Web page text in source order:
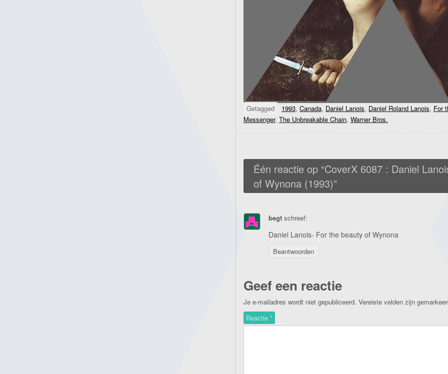
Getagged 1993, Canada, Daniel Lanois, Daniel Roland Lanois, For
Messenger, The Unbreakable Chain, Warner Bros.
Één reactie op “CoverX 6087 : Daniel
of Wynona (1993)”
begt schreef:
Daniel Lanois- For the beauty of Wynona
Beantwoorden
Geef een reactie
Je e-mailadres wordt niet gepubliceerd. Vereiste velden zijn
Reactie *